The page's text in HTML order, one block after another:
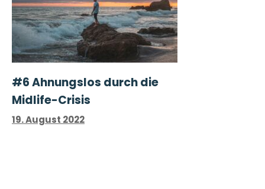
#6 Ahnungslos durch die
Midlife-Crisis
19. August 2022